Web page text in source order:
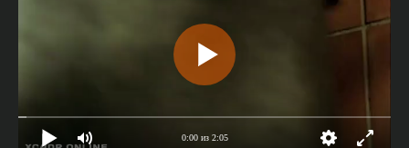
0:00 из 2:05